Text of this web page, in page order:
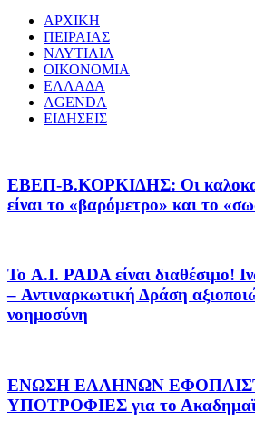
ΑΡΧΙΚΗ
ΠΕΙΡΑΙΑΣ
ΝΑΥΤΙΛΙΑ
ΟΙΚΟΝΟΜΙΑ
ΕΛΛΑΔΑ
AGENDA
ΕΙΔΗΣΕΙΣ
EΒΕΠ-Β.ΚΟΡΚΙΔΗΣ: Οι
είναι το «βαρόμετρο» και το
Το A.I. PADA είναι διαθέσιμο!
– Αντιναρκωτική Δράση
νοημοσύνη
ΕΝΩΣΗ ΕΛΛΗΝΩΝ
ΥΠΟΤΡΟΦΙΕΣ για το